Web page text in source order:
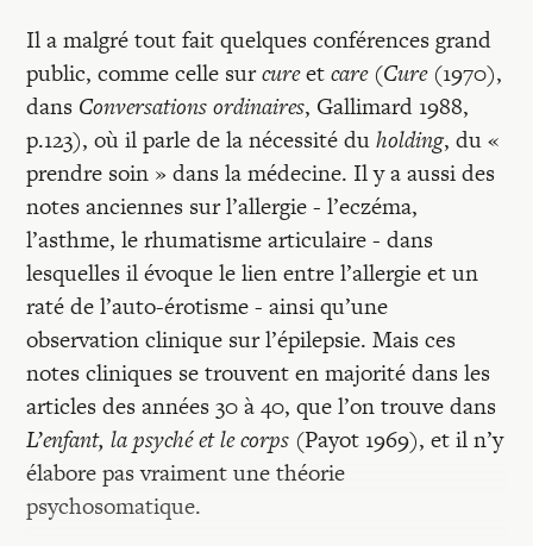
Mon compte
Il a malgré tout fait quelques conférences grand
public, comme celle surcureetcare(Cure(1970),
dans Conversations ordinaires, Gallimard 1988,
p.123), où il parle de la nécessité duholding, du «
prendre soin » dans la médecine. Il y a aussi des
notes anciennes sur l’allergie - l’eczéma,
l’asthme, le rhumatisme articulaire - dans
lesquelles il évoque le lien entre l’allergie et un
raté de l’auto-érotisme - ainsi qu’une
observation clinique sur l’épilepsie. Mais ces
notes cliniques se trouvent en majorité dans les
articles des années 30 à 40, que l’on trouve dans
L’enfant, la psyché et le corps (Payot 1969), et il n’y
élabore pas vraiment une théorie
psychosomatique.